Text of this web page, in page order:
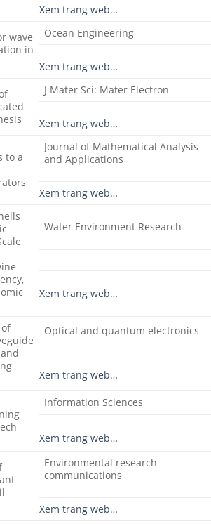
Xem trang web…
wave
in
Ocean Engineering
Xem trang web…
J Mater Sci: Mater Electron
Xem trang web…
to a
Journal of Mathematical Analysis
and Applications
Xem trang web…
Water Environment Research
Xem trang web…
Optical and quantum electronics
Xem trang web…
Information Sciences
Xem trang web…
Environmental research
communications
Xem trang web…